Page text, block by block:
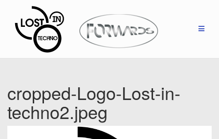
springen
cropped-Logo-Lost-in-
techno2.jpeg